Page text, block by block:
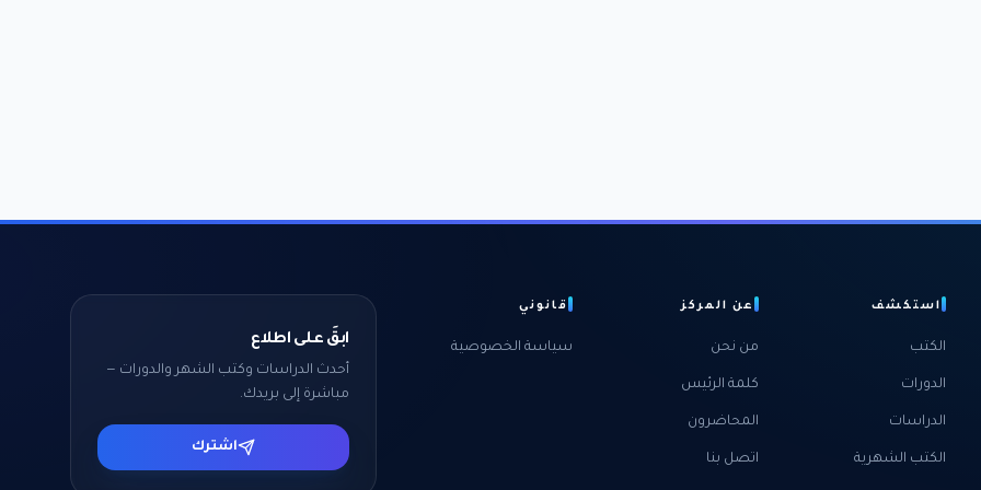
استكشف
الكتب
الدورات
الدراسات
الكتب الشهرية
عن المركز
من نحن
كلمة الرئيس
المحاضرون
اتصل بنا
قانوني
سياسة الخصوصية
ابقَ على اطلاع
أحدث الدراسات وكتب الشهر والدورات —
مباشرة إلى بريدك.
اشترك